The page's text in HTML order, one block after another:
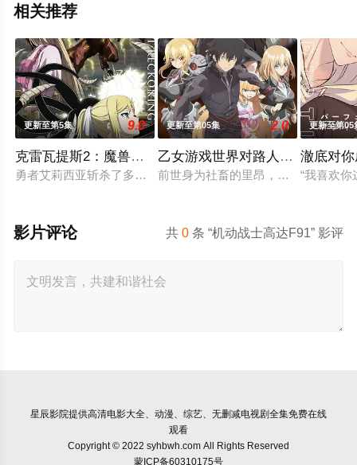
相关推荐
更新至第5集 9.0
克雷瓦提斯2：魔兽之王与虚伪的勇者传承
勇者艾莉西亚斩杀了多雷尔将军，海登与博雷托两国的战争就
更新至第05集 2.0
乙女游戏世界对路人角色很不友
前世身为社畜的里昂，转生到了某款
更新至第05
澈底对
“我喜欢
共0 条 “机动战士高达F91” 影评
影片评论
星辰影院提供高清电影大全、动漫、综艺、无删减电视剧全集免费在线
观看
Copyright © 2022 syhbwh.com All Rights Reserved
蒙ICP备60310175号